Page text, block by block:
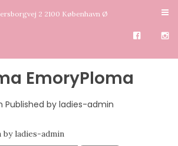
2 2100 København Ø
EmoryPloma
Published by ladies-admin
ladies-admin